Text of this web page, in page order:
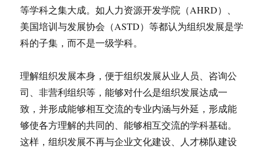
等学科之集大成。如人力资源开发学院（AHRD）、
美国培训与发展协会（ASTD）等都认为组织发展是学
科的子集，而不是一级学科。
理解组织发展本身，便于组织发展从业人员、咨询公
司、非营利组织等，能够对什么是组织发展达成一
致，并形成能够相互交流的专业内涵与外延，形成能
够使各方理解的共同的、能够相互交流的学科基础。
这样，组织发展不再与企业文化建设、人才梯队建设